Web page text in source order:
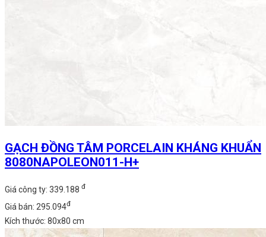
GẠCH ĐỒNG TÂM PORCELAIN KHÁNG KHUẨN
8080NAPOLEON011-H+
Giá công ty: 339.188 đ
Giá bán: 295.094đ
Kích thước: 80x80 cm